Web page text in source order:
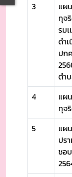
3
แผ
ทุจ
รมเ
ดำ
ปก
ตำ
4
แผ
ทุจ
5
แผ
ปร
ชอ